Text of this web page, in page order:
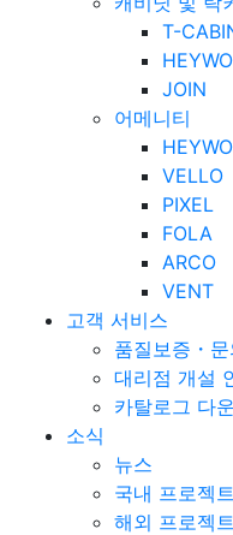
T-
JOIN
어메니티
VELLO
PIXEL
FOLA
ARCO
VENT
고객 서비스
품질보증・문
대리점 개설
카탈로그 다
소식
뉴스
국내 프로젝트
해외 프로젝트